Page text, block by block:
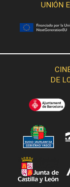
UNIÓN
DE